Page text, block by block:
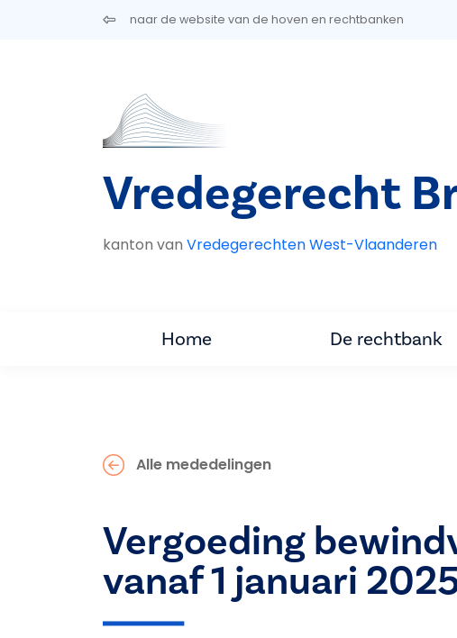
Overslaan en naar de inhoud gaannaar de website van de hoven en rechtbanken
Vredegerecht
kanton van Vredegerechten West-Vlaanderen
Home De rechtbank
Alle mededelingen
Vergoeding
vanaf 1 januari